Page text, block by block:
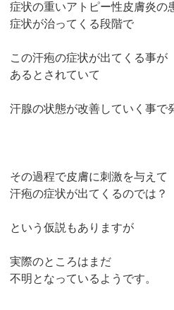
症状の重いアトピー性皮膚炎の
症状が治ってくる段階で
この汗疱の症状が出てくる事が
あるとされていて
汗腺の状態が改善していく事で
その過程で皮膚に刺激を与えて
汗疱の症状が出てくるのでは？
という仮説もありますが
実際のところはまだ
不明となっているようです。